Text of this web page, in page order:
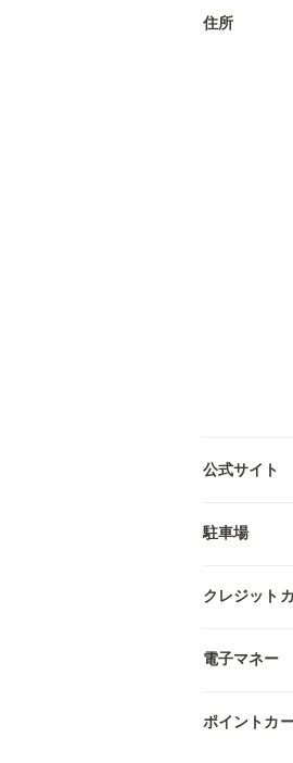
住所
公式サイト
駐車場
クレジット
電子マネー
ポイントカ